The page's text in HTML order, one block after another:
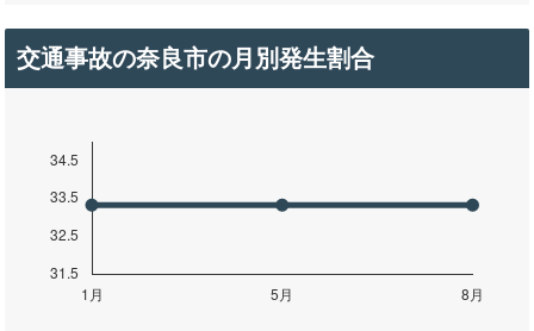
交通事故の奈良市の月別発生割合